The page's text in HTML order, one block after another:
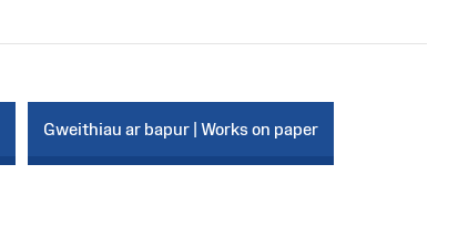
Gweithiau ar bapur | Works on paper